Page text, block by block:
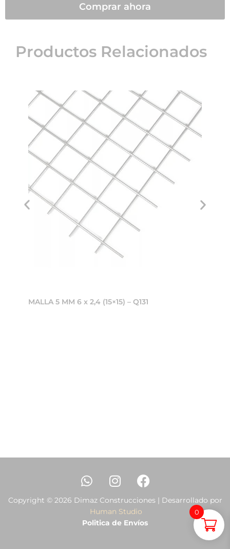
Comprar ahora
Productos Relacionados
MALLA 5 MM 6 x 2,4 (15×15) – Q131
Copyright © 2026 Dimaz Construcciones | Desarrollado por
Human Studio
Politica de Envíos
0